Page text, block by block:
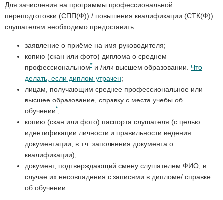
Для зачисления на программы профессиональной
переподготовки (СПП(Ф)) / повышения квалификации (СТК(Ф))
слушателям необходимо предоставить:
заявление о приёме на имя руководителя;
копию (скан или фото) диплома о среднем
профессиональном* и /или высшем образовании. Что
делать, если диплом утрачен;
лицам, получающим среднее профессиональное или
высшее образование, справку с места учебы об
обучении*;
копию (скан или фото) паспорта слушателя (с целью
идентификации личности и правильности ведения
документации, в т.ч. заполнения документа о
квалификации);
документ, подтверждающий смену слушателем ФИО, в
случае их несовпадения с записями в дипломе/ справке
об обучении.